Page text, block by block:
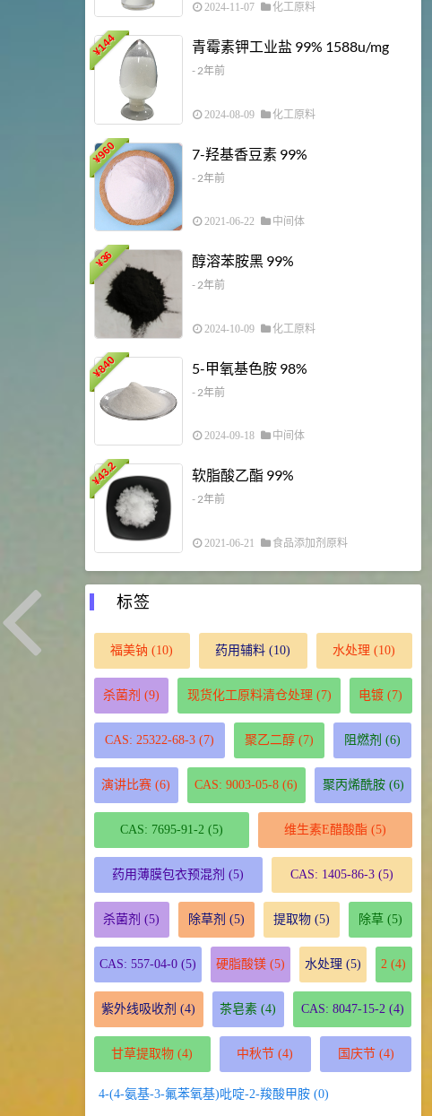
2024-11-07 化工原料
¥
144 青霉素钾工业盐 99% 1588u/mg
- 2年前
2024-08-09 化工原料
¥
960 7-羟基香豆素 99%
- 2年前
2021-06-22 中间体
¥
36 醇溶苯胺黑 99%
- 2年前
2024-10-09 化工原料
¥
840 5-甲氧基色胺 98%
- 2年前
2024-09-18 中间体
¥
43.2 软脂酸乙酯 99%
- 2年前
2021-06-21 食品添加剂原料
标签
福美钠 (10) 药用辅料 (10) 水处理 (10)
杀菌剂 (9) 现货化工原料清仓处理 (7) 电镀 (7)
CAS: 25322-68-3(7) 聚乙二醇(7) 阻燃剂 (6)
演讲比赛 (6) CAS: 9003-05-8 (6) 聚丙烯酰胺(6)
CAS: 7695-91-2 (5) 维生素E醋酸酯 (5)
药用薄膜包衣预混剂 (5) CAS: 1405-86-3(5)
杀菌剂 (5) 除草剂 (5) 提取物(5) 除草(5)
CAS: 557-04-0(5) 硬脂酸镁(5) 水处理 (5) 2 (4)
紫外线吸收剂 (4) 茶皂素 (4) CAS: 8047-15-2 (4)
甘草提取物 (4) 中秋节 (4) 国庆节(4)
4-(4-氨基-3-氟苯氧基)吡啶-2-羧酸甲胺 (0)